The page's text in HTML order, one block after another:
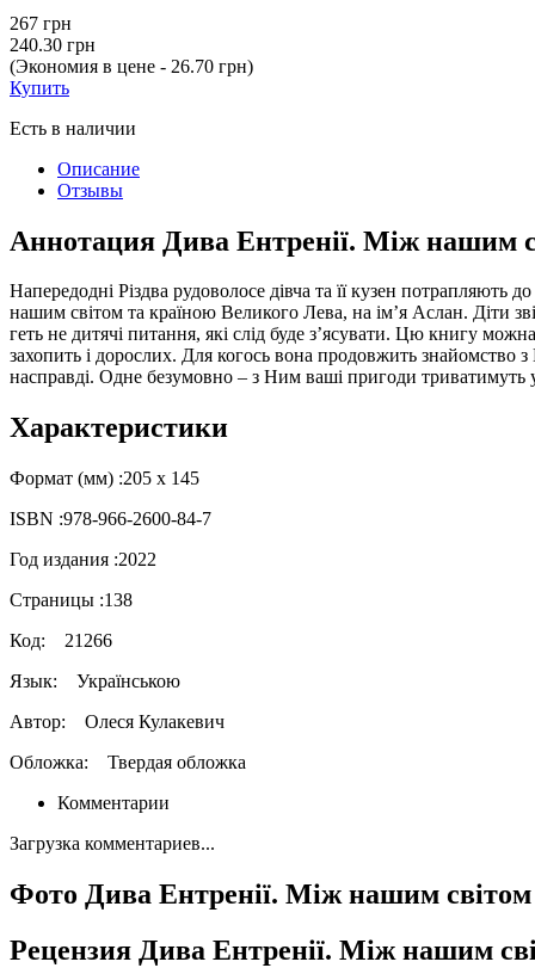
267 грн
240.30 грн
(Экономия в цене - 26.70 грн)
Купить
Есть в наличии
Описание
Отзывы
Аннотация Дива Ентренії. Між нашим
Напередодні Різдва рудоволосе дівча та її кузен потрапляють
нашим світом та країною Великого Лева, на ім’я Аслан. Діти
геть не дитячі питання, які слід буде з’ясувати. Цю книгу
захопить і дорослих. Для когось вона продовжить
насправді. Одне безумовно – з Ним ваші пригоди
Характеристики
Формат (мм) :205 х 145
ISBN :978-966-2600-84-7
Год издания :2022
Страницы :138
Код: 21266
Язык: Українською
Автор:
Олеся Кулакевич
Обложка: Твердая обложка
Комментарии
Загрузка комментариев...
Фото Дива Ентренії. Між нашим світом
Рецензия Дива Ентренії. Між нашим